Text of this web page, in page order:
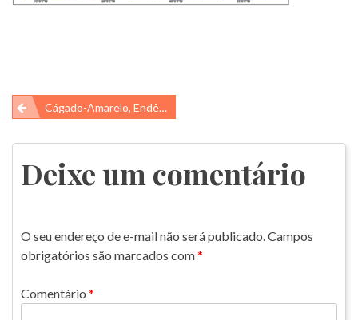
Navegação
de
Post
Cágado-Amarelo, Endêmico Do Brasil!
Deixe um comentário
O seu endereço de e-mail não será publicado.Campos
obrigatórios são marcados com*
Comentário *